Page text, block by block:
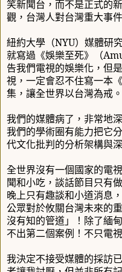
笑新聞台，而不是正式的
觀，台灣人對台灣重大事
紐約大學（NYU）媒體研
就寫過《娛樂至死》（
告我們電視的娛樂化，但
視，一定會忍不住寫一本
集，讓全世界以台灣為戒。
我們的媒體病了，非常地
我們的學術圈有能力把它
代文化批判的分析架構與
全世界沒有一個國家的電
聞和小吃，談話節目只有
晚上只有趣談和小道消息
公眾對於攸關台灣未來的
沒有知的管道」！除了緬
不出第二個案例！不只電
我決定不接受媒體的採訪